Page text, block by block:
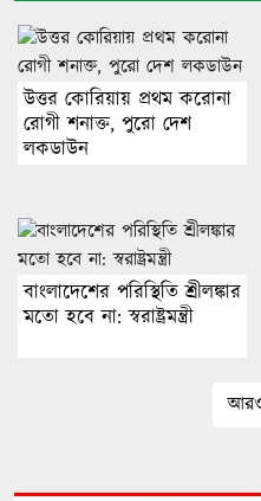
উত্তর কোরিয়ায় প্রথম করোনা
রোগী শনাক্ত, পুরো দেশ
লকডাউন
বাংলাদেশের পরিস্থিতি শ্রীলঙ্কার
মতো হবে না: স্বরাষ্ট্রমন্ত্রী